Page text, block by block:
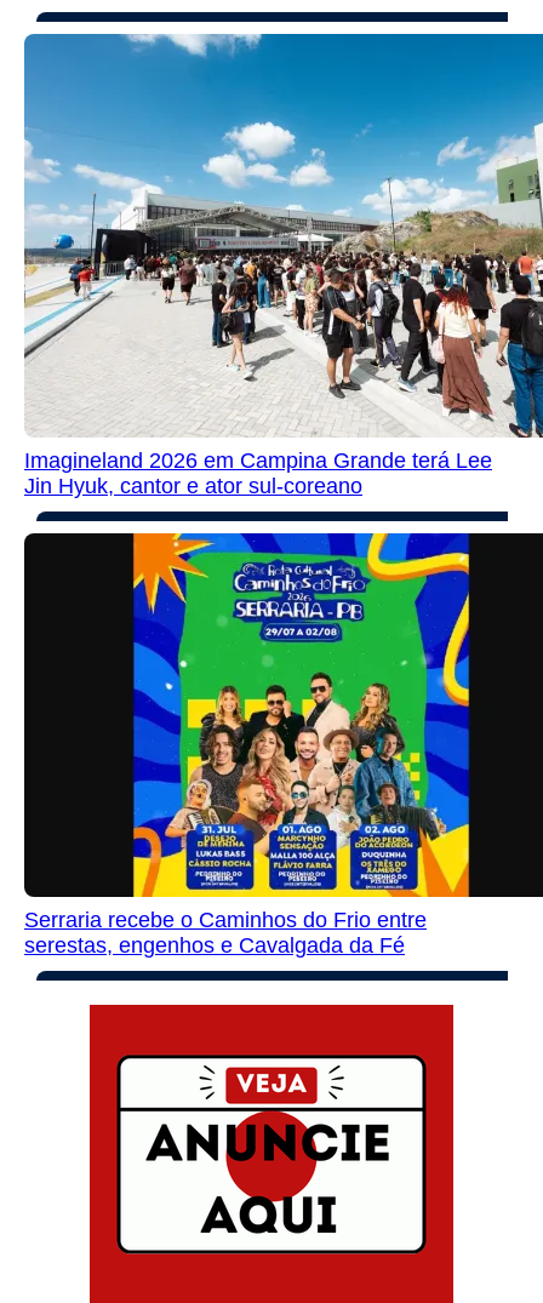
Imagineland 2026 em Campina Grande terá Lee
Jin Hyuk, cantor e ator sul-coreano
Serraria recebe o Caminhos do Frio entre
serestas, engenhos e Cavalgada da Fé